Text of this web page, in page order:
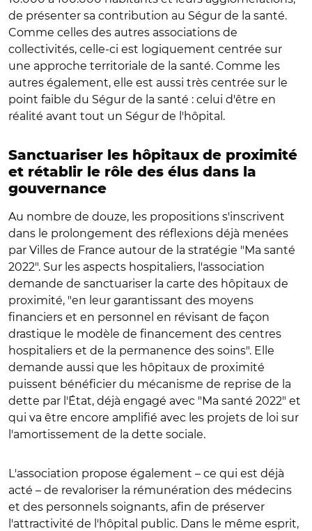
de présenter sa contribution au Ségur de la santé.
Comme celles des autres associations de
collectivités, celle-ci est logiquement centrée sur
une approche territoriale de la santé. Comme les
autres également, elle est aussi très centrée sur le
point faible du Ségur de la santé : celui d'être en
réalité avant tout un Ségur de l'hôpital.
Sanctuariser les hôpitaux de proximité
et rétablir le rôle des élus dans la
gouvernance
Au nombre de douze, les propositions s'inscrivent
dans le prolongement des réflexions déjà menées
par Villes de France autour de la stratégie "Ma santé
2022". Sur les aspects hospitaliers, l'association
demande de sanctuariser la carte des hôpitaux de
proximité, "en leur garantissant des moyens
financiers et en personnel en révisant de façon
drastique le modèle de financement des centres
hospitaliers et de la permanence des soins". Elle
demande aussi que les hôpitaux de proximité
puissent bénéficier du mécanisme de reprise de la
dette par l'État, déjà engagé avec "Ma santé 2022" et
qui va être encore amplifié avec les projets de loi sur
l'amortissement de la dette sociale.
L'association propose également – ce qui est déjà
acté – de revaloriser la rémunération des médecins
et des personnels soignants, afin de préserver
l'attractivité de l'hôpital public. Dans le même esprit,